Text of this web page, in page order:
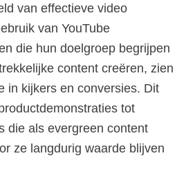
van effectieve video
van YouTube
die hun doelgroep begrijpen
content creëren, zien
in kijkers en conversies. Dit
tot
die als evergreen content
ze langdurig waarde blijven